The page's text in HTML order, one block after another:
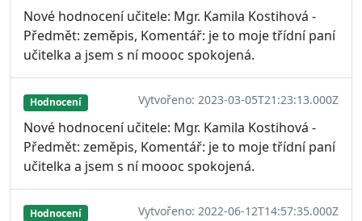
Nové hodnocení učitele: Mgr. Kamila Kostihová -
Předmět: zeměpis, Komentář: je to moje třídní paní
učitelka a jsem s ní moooc spokojená.
Hodnocení Vytvořeno: 2023-03-05T21:23:13.000Z
Nové hodnocení učitele: Mgr. Kamila Kostihová -
Předmět: zeměpis, Komentář: je to moje třídní paní
učitelka a jsem s ní moooc spokojená.
Hodnocení Vytvořeno: 2022-06-12T14:57:35.000Z